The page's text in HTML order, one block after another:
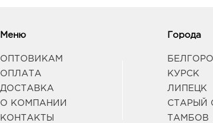
Меню
ОПТОВИКАМ
ОПЛАТА
ДОСТАВКА
О КОМПАНИИ
КОНТАКТЫ
Города
КУРСК
ЛИПЕЦК
СТАРЫЙ
ТАМБОВ